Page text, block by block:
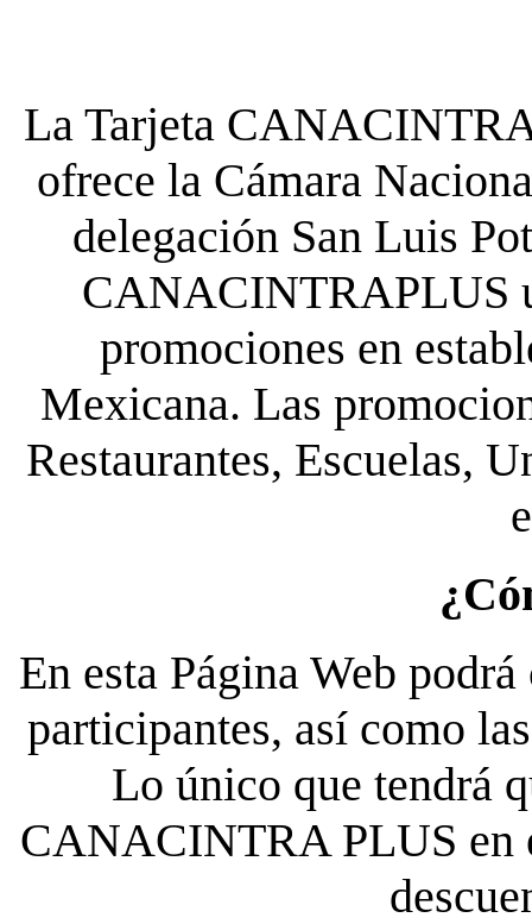
La Tarjeta
ofrece la Cámara
delegación San Luis
CANACINTRAPLUS
promociones en
Mexicana. Las
Restaurantes, Escuelas,
En esta Página Web
participantes, así como
Lo único que tendrá
CANACINTRA PLUS en